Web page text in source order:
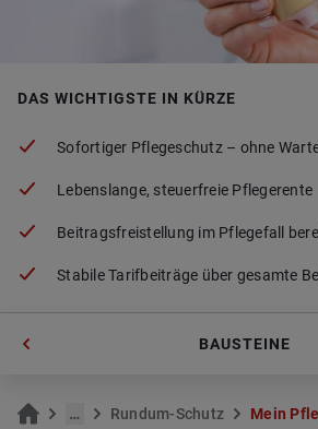
DAS WICHTIGSTE IN KÜRZE
So­for­ti­ger Pfle­ge­schutz – ohne
Le­bens­lan­ge, steu­er­freie Pfle­ger­en­te
Bei­trags­frei­stel­lung im Pfle­ge­fall
Sta­bi­le Ta­rif­bei­trä­ge über ge­sam­te
BAUSTEINE
… Rund­um-Schutz Mein